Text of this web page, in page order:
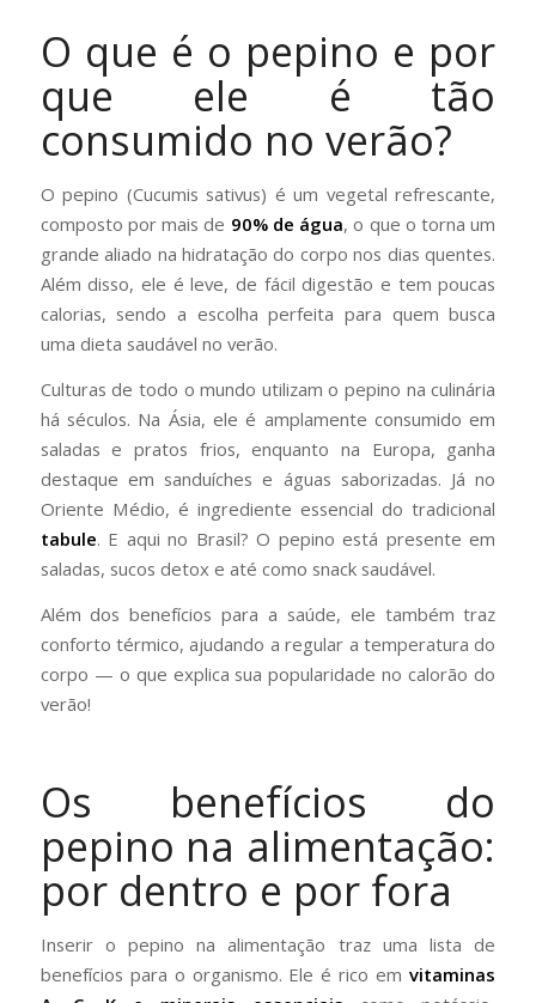
O que é o pepino e por
que ele é tão
consumido no verão?
O pepino (Cucumis sativus) é um vegetal refrescante,
composto por mais de 90% de água, o que o torna um
grande aliado na hidratação do corpo nos dias quentes.
Além disso, ele é leve, de fácil digestão e tem poucas
calorias, sendo a escolha perfeita para quem busca
uma dieta saudável no verão.
Culturas de todo o mundo utilizam o pepino na culinária
há séculos. Na Ásia, ele é amplamente consumido em
saladas e pratos frios, enquanto na Europa, ganha
destaque em sanduíches e águas saborizadas. Já no
Oriente Médio, é ingrediente essencial do tradicional
tabule. E aqui no Brasil? O pepino está presente em
saladas, sucos detox e até como snack saudável.
Além dos benefícios para a saúde, ele também traz
conforto térmico, ajudando a regular a temperatura do
corpo — o que explica sua popularidade no calorão do
verão!
Os benefícios do
pepino na alimentação:
por dentro e por fora
Inserir o pepino na alimentação traz uma lista de
benefícios para o organismo. Ele é rico emvitaminas